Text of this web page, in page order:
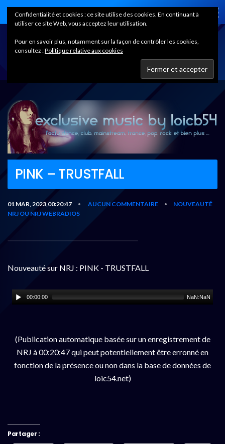
Home
PINK – TRUSTFALL
01 MAR, 2023,00:20:47 • AUCUN COMMENTAIRE •
NOUVEAUTÉ
NRJ OU NRJ WEBRADIOS
Nouveauté sur NRJ : PINK - TRUSTFALL
00:00:00 NaN:NaN
(Publication automatique basée sur un enregistrement de
NRJ à 00:20:47 qui peut potentiellement être erronné en
fonction de la présence ou non dans la base de données de
loic54.net)
Partager :
Confidentialité et cookies : ce site utilise des cookies. En continuant à
utiliser ce site Web, vous acceptez leur utilisation.
Pour en savoir plus, notamment sur la façon de contrôler les cookies,
consultez :Politique relative aux cookies